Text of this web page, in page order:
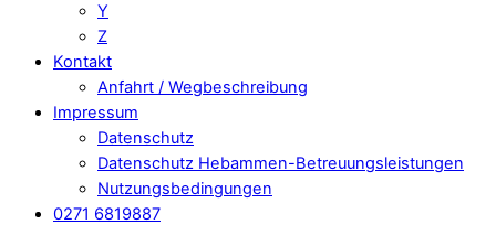
Y
Z
Kontakt
Anfahrt / Wegbeschreibung
Impressum
Datenschutz
Datenschutz Hebammen-Betreuungsleistungen
Nutzungsbedingungen
0271 6819887